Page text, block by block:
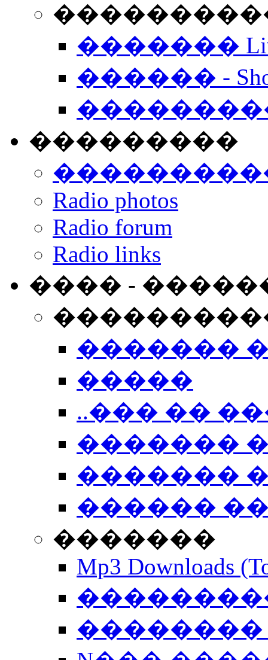
����������
�������
������ -
���������
Radio photos
Radio forum
Radio links
���� -
�������
�����
..��� ��
�������
�������
������
�������
Mp3 Downloads
��������